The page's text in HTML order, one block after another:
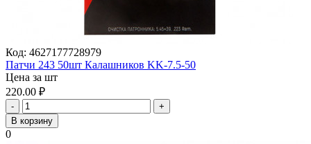
Код: 4627177728979
Патчи 243 50шт Калашников KK-7.5-50
Цена за шт
220.00 ₽
-
+
В корзину
0